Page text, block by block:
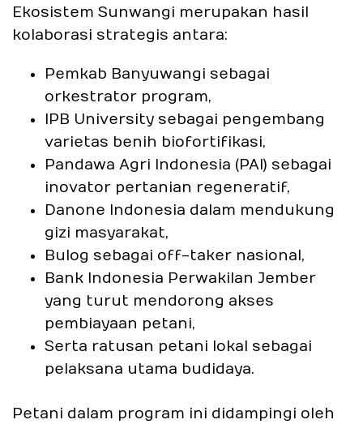
Ekosistem Sunwangi merupakan hasil
kolaborasi strategis antara:
Pemkab Banyuwangi sebagai
orkestrator program,
IPB University sebagai pengembang
varietas benih biofortifikasi,
Pandawa Agri Indonesia (PAI) sebagai
inovator pertanian regeneratif,
Danone Indonesia dalam mendukung
gizi masyarakat,
Bulog sebagai off-taker nasional,
Bank Indonesia Perwakilan Jember
yang turut mendorong akses
pembiayaan petani,
Serta ratusan petani lokal sebagai
pelaksana utama budidaya.
Petani dalam program ini didampingi oleh